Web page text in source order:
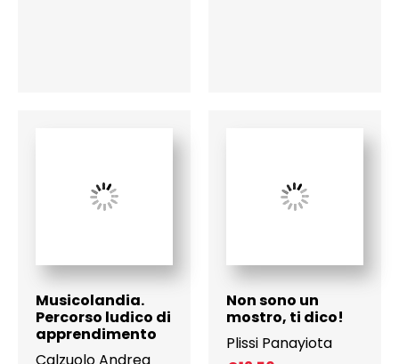
Musicolandia.
Percorso ludico di
apprendimento
Non sono un
mostro, ti dico!
Plissi Panayiota